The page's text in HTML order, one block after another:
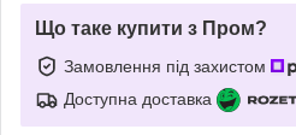
Що таке купити з Пром?
Замовлення під захистом
Доступна доставка